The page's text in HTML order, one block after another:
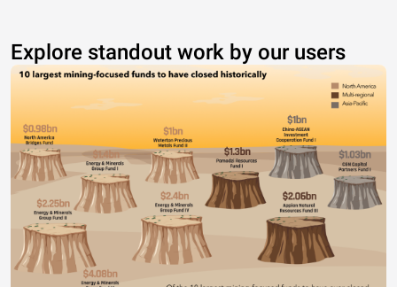
Explore standout work by our users